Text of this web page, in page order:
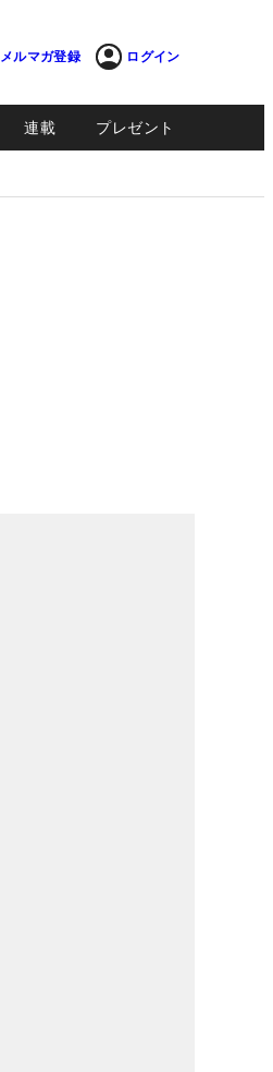
メルマガ登録 ログイン
連載 プレゼント